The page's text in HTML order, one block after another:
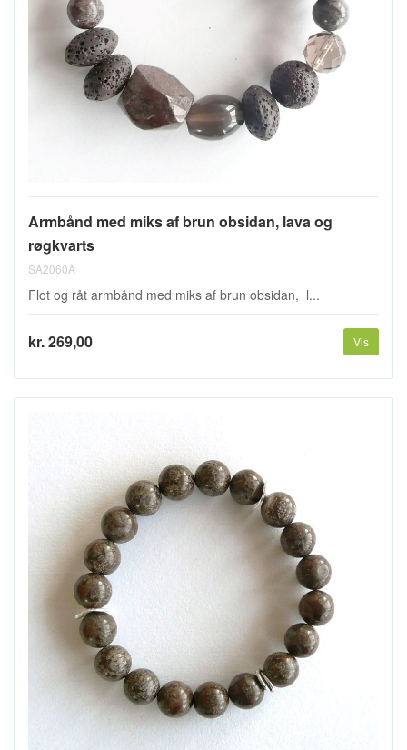
Armbånd med miks af brun obsidan, lava og
røgkvarts
SA2060A
Flot og råt armbånd med miks af brun obsidan, l...
kr. 269,00 Vis